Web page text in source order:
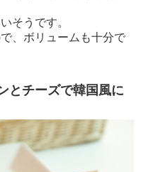
そうです。
、ボリュームも十分で
とチーズで韓国風に